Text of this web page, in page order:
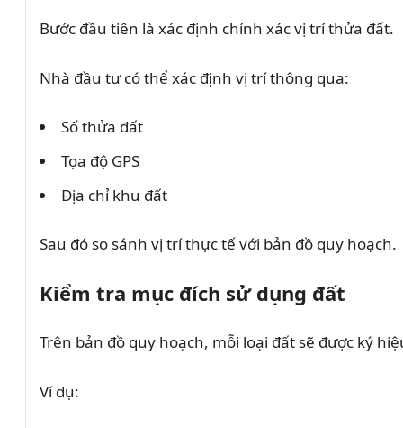
Bước đầu tiên là xác định chính xác vị trí thửa đất.
Nhà đầu tư có thể xác định vị trí thông qua:
Số thửa đất
Tọa độ GPS
Địa chỉ khu đất
Sau đó so sánh vị trí thực tế với bản đồ quy hoạch.
Kiểm tra mục đích sử dụng đất
Trên bản đồ quy hoạch, mỗi loại đất sẽ được ký
Ví dụ: